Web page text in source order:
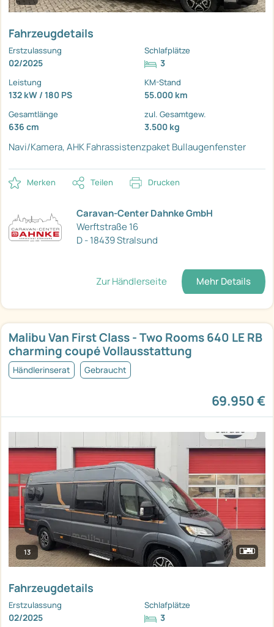
Fahrzeugdetails
Erstzulassung
02/2025
Schlafplätze
3
Leistung
132 kW / 180 PS
KM-Stand
55.000 km
Gesamtlänge
636 cm
zul. Gesamtgew.
3.500 kg
Navi/Kamera, AHKFahrassistenzpaketBullaugenfenster
Merken Teilen Drucken
Caravan-Center Dahnke GmbH
Werftstraße 16
D - 18439 Stralsund
Zur Händlerseite Mehr Details
Malibu Van First Class - Two Rooms 640 LE RB
charming coupé Vollausstattung
Händlerinserat Gebraucht
69.950 €
13
Fahrzeugdetails
Erstzulassung
02/2025
Schlafplätze
3